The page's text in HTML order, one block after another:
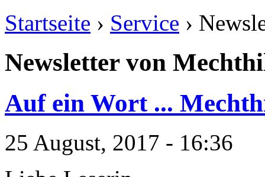
Startseite › Service ›
Newsletter von
Auf ein Wort ...
25 August, 2017 - 16:36